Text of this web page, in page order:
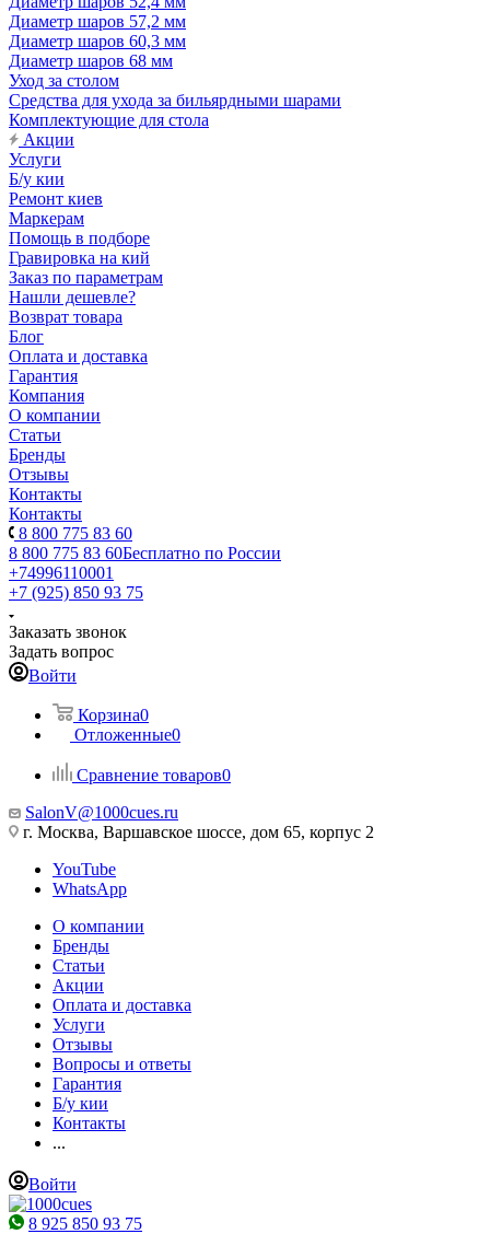
Диаметр шаров 57,2 мм
Диаметр шаров 60,3 мм
Диаметр шаров 68 мм
Уход за столом
Средства для ухода за бильярдными шарами
Комплектующие для стола
Акции
Услуги
Б/у кии
Ремонт киев
Маркерам
Помощь в подборе
Гравировка на кий
Заказ по параметрам
Нашли дешевле?
Возврат товара
Блог
Оплата и доставка
Гарантия
Компания
О компании
Статьи
Бренды
Отзывы
Контакты
Контакты
8 800 775 83 60
8 800 775 83 60Бесплатно по России
+74996110001
+7 (925) 850 93 75
Заказать звонок
Задать вопрос
Войти
Корзина0
Отложенные0
Сравнение товаров0
SalonV@1000cues.ru
г. Москва, Варшавское шоссе, дом 65, корпус 2
YouTube
WhatsApp
О компании
Бренды
Статьи
Акции
Оплата и доставка
Услуги
Отзывы
Вопросы и ответы
Гарантия
Б/у кии
Контакты
...
Войти
8 925 850 93 75